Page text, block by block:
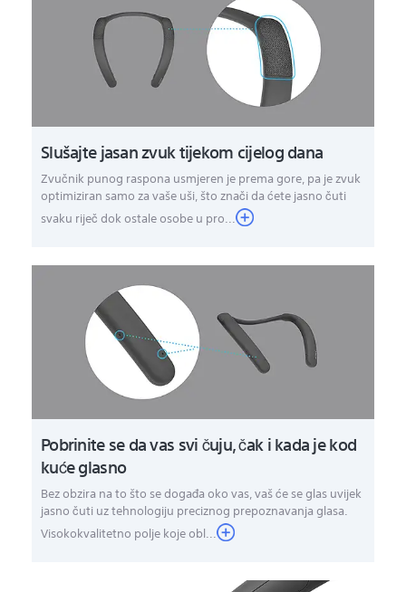
Slušajte jasan zvuk tijekom cijelog dana
Zvučnik punog raspona usmjeren je prema gore, pa je zvuk
optimiziran samo za vaše uši, što znači da ćete jasno čuti
svaku riječ dok ostale osobe u pro...
Pobrinite se da vas svi čuju, čak i kada je kod
kuće glasno
Bez obzira na to što se događa oko vas, vaš će se glas uvijek
jasno čuti uz tehnologiju preciznog prepoznavanja glasa.
Visokokvalitetno polje koje obl...